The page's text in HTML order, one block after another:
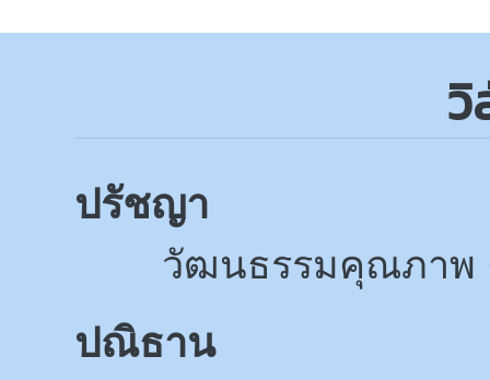
ปรัชญา
วัฒนธรรมคุณภาพ
ปณิธาน